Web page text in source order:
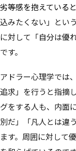
劣等感を抱えている
込みたくない」とい
に対して「自分は優
です。
アドラー心理学では
追求」を行うと指摘
グをする人も、内面
別だ」「凡人とは違
ます。周囲に対して